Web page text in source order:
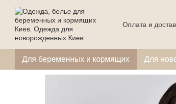
Перейти к основному контенту
Оплата и
Для беременных и кормящих Для